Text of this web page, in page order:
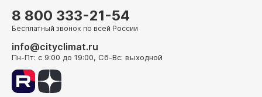
8 800 333-21-54
Бесплатный звонок по всей России
info@cityclimat.ru
Пн-Пт: с 9:00 до 19:00, Сб-Вс: выходной